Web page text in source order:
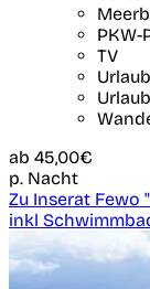
PKW-
TV
ab 45,00€
p. Nacht
Zu Inserat Fewo
inkl